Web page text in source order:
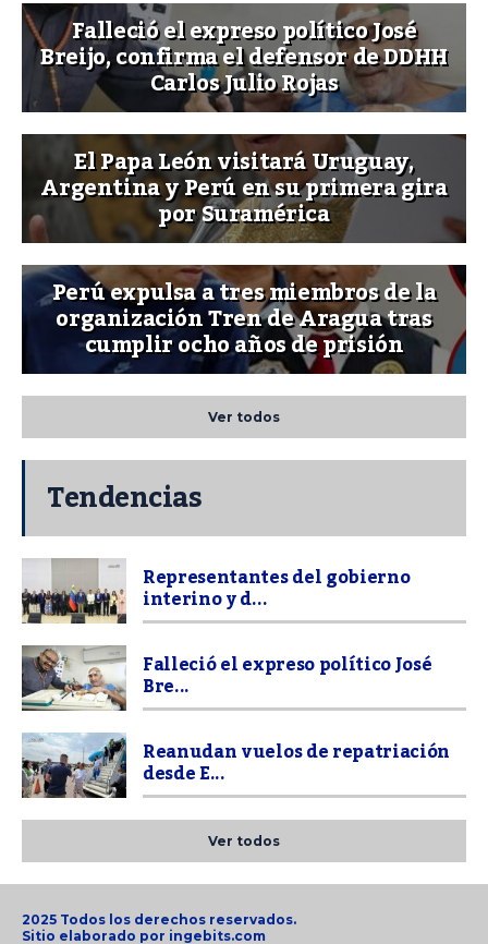
Falleció el expreso político José
Breijo, confirma el defensor de DDHH
Carlos Julio Rojas
El Papa León visitará Uruguay,
Argentina y Perú en su primera gira
por Suramérica
Perú expulsa a tres miembros de la
organización Tren de Aragua tras
cumplir ocho años de prisión
Ver todos
Tendencias
Representantes del gobierno
interino y d...
Falleció el expreso político José
Bre...
Reanudan vuelos de repatriación
desde E...
Ver todos
2025 Todos los derechos reservados.
Sitio elaborado por ingebits.com